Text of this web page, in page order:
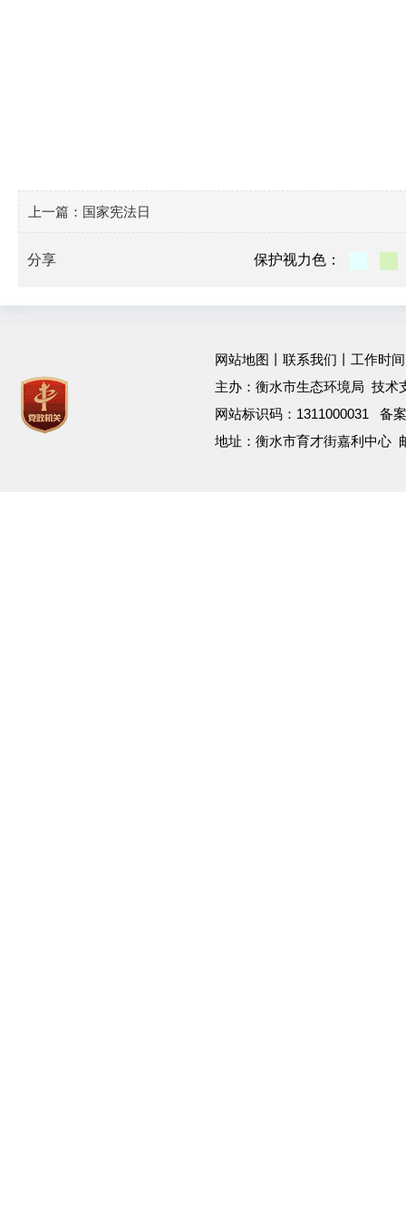
上一篇： 国家宪法日
保护视力色：
分享
网站地图 联系我们 丨工作时
主办：衡水市生态环境局 技术
网站标识码：1311000031 备
地址：衡水市育才街嘉利中